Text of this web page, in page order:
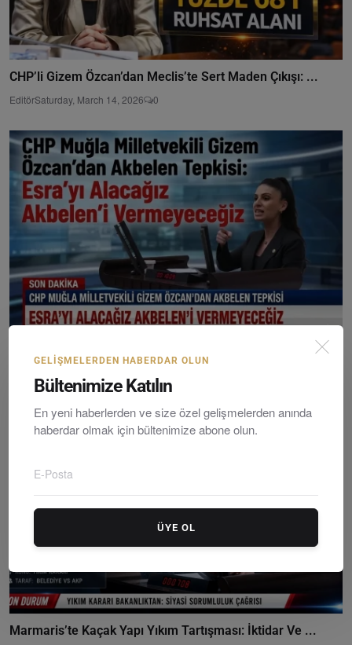
CHP’li Gizem Özcan’dan Meclis’te Sert Maden Çıkışı: ...
EditörSaturday, March 14, 2026 0
Chp Muğla Milletvekili Gizem Özcan’dan Akbelen Tepki...
Wednesday, Nisanil 1, 2026
Marmaris’te Kaçak Yapı Yıkım Tartışması: İktidar Ve ...
GELIŞMELERDEN HABERDAR OLUN
Bültenimize Katılın
En yeni haberlerden ve size özel gelişmelerden anında
haberdar olmak için bültenimize abone olun.
ÜYE OL